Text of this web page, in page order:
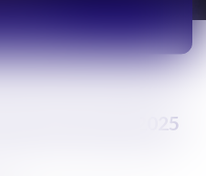
de l’année 2025